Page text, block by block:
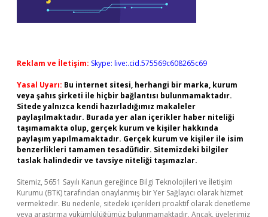
Reklam ve İletişim: Skype: live:.cid.575569c608265c69
Yasal Uyarı: Bu internet sitesi, herhangi bir marka, kurum
veya şahıs şirketi ile hiçbir bağlantısı bulunmamaktadır.
Sitede yalnızca kendi hazırladığımız makaleler
paylaşılmaktadır. Burada yer alan içerikler haber niteliği
taşımamakta olup, gerçek kurum ve kişiler hakkında
paylaşım yapılmamaktadır. Gerçek kurum ve kişiler ile isim
benzerlikleri tamamen tesadüfidir. Sitemizdeki bilgiler
taslak halindedir ve tavsiye niteliği taşımazlar.
Sitemiz, 5651 Sayılı Kanun gereğince Bilgi Teknolojileri ve İletişim
Kurumu (BTK) tarafından onaylanmış bir Yer Sağlayıcı olarak hizmet
vermektedir. Bu nedenle, sitedeki içerikleri proaktif olarak denetleme
veya araştırma yükümlülüğümüz bulunmamaktadır. Ancak, üyelerimiz